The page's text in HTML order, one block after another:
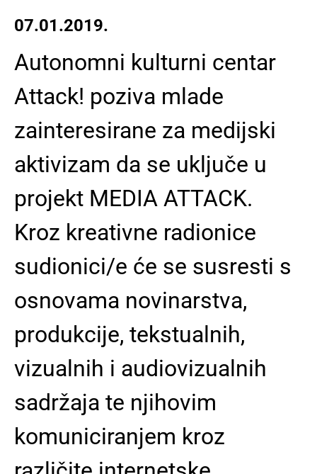
07.01.2019.
Autonomni kulturni centar
Attack! poziva mlade
zainteresirane za medijski
aktivizam da se uključe u
projekt MEDIA ATTACK.
Kroz kreativne radionice
sudionici/e će se susresti s
osnovama novinarstva,
produkcije, tekstualnih,
vizualnih i audiovizualnih
sadržaja te njihovim
komuniciranjem kroz